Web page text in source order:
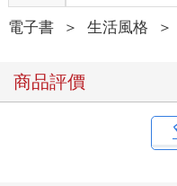
電子書 ＞ 生活風格 ＞
商品評價